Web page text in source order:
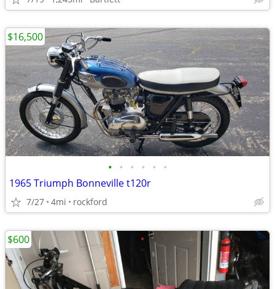
• • • • • •
1965 Triumph Bonneville t120r
7/27 4mi rockford
$16,500
$600